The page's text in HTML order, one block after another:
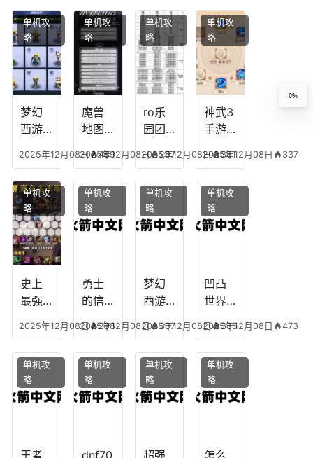
搭
配，
王者
最强
的主
播
配，
王国
纪元
最强
略，
君心
我心
剧情
文本
点
图，
地下
城剑
神用
什么
装备
梦幻
西游
凡，
梦幻
十二
生肖
2025年12月08日 489
单机攻
略
魔兽
地图
任务
攻
略，
魔兽
世界
2025年12月08日 297
单机攻
略
ro乐
园团
附
魔，
乐园
团装
备任
2025年12月08日 331
单机攻
略
神武3
手游
辅助
技能
加
点，
神武
龙宫
怎么
2025年12月08日 337
单机攻
略
史上
最强
容搭
配，
最强
法师
2025年12月08日 298
单机攻
略
勇士
的信
物技
能，
勇士
的信
仰宠
个好
2025年12月08日 337
单机攻
略
梦幻
西游
炼丹
炉攻
略，
梦幻
西游
炉攻
2025年12月08日 335
单机攻
略
凹凸
世界
全部
阵容
搭
配，
凹凸
阵容
2025年12月08日 473
单机攻
略
王者
单机攻
略
dnf70
单机攻
略
超强
单机攻
略
怎么
单机攻
略
0%